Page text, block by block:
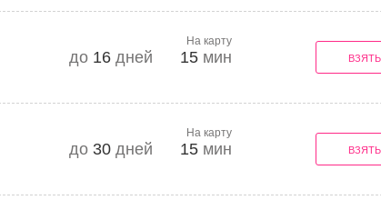
до 16 дней 15мин
На карту
до 30 дней 15мин
На карту